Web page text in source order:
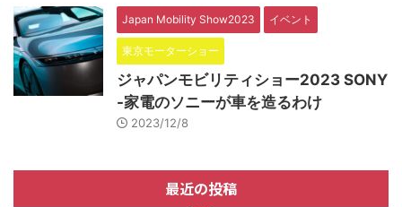
Japan Mobility Show2023 イベント
東京モーターショー
ジャパンモビリティショー2023 SONY
-家電のソニーが車を造るわけ
2023/12/8
最近の投稿